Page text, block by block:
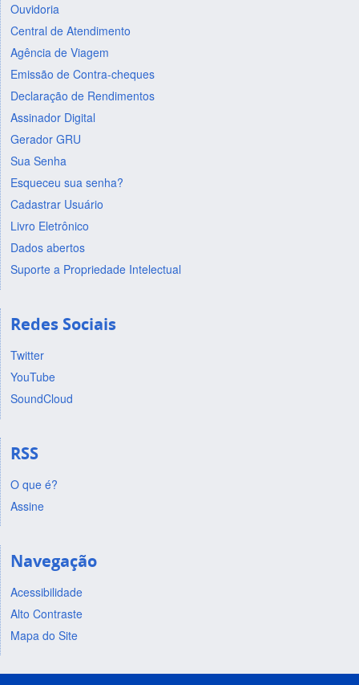
Ouvidoria
Central de Atendimento
Agência de Viagem
Emissão de Contra-cheques
Declaração de Rendimentos
Assinador Digital
Gerador GRU
Sua Senha
Esqueceu sua senha?
Cadastrar Usuário
Livro Eletrônico
Dados abertos
Suporte a Propriedade Intelectual
Redes Sociais
Twitter
YouTube
SoundCloud
RSS
O que é?
Assine
Navegação
Acessibilidade
Alto Contraste
Mapa do Site